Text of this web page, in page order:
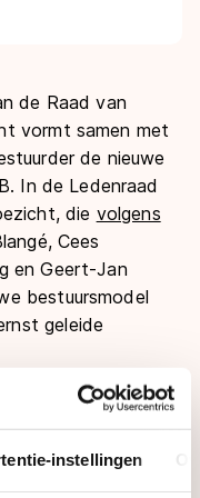
instellingen
de Raad van
vormt samen met
de nieuwe
In de Ledenraad
die volgens
Cees
en Geert-Jan
bestuursmodel
geleide
de ambitie de
De bond wil
veranderende
denken